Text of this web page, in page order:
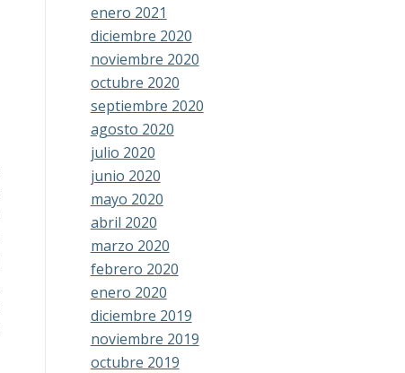
enero 2021
diciembre 2020
noviembre 2020
octubre 2020
septiembre 2020
agosto 2020
julio 2020
junio 2020
mayo 2020
abril 2020
marzo 2020
febrero 2020
enero 2020
diciembre 2019
noviembre 2019
octubre 2019